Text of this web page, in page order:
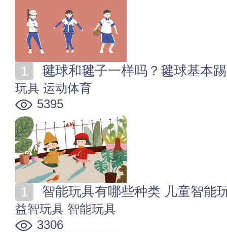
毽球和毽子一样吗？毽球基本
玩具 运动体育
5395
智能玩具有哪些种类 儿童智能
益智玩具 智能玩具
3306